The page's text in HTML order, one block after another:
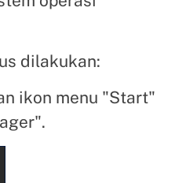
dilakukan:
ikon menu "Start"